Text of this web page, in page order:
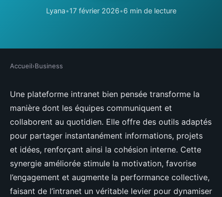
Lyana•17 février 2026•6 min de lecture
Accueil›Business
Une plateforme intranet bien pensée transforme la
manière dont les équipes communiquent et
collaborent au quotidien. Elle offre des outils adaptés
pour partager instantanément informations, projets
et idées, renforçant ainsi la cohésion interne. Cette
synergie améliorée stimule la motivation, favorise
l’engagement et augmente la performance collective,
faisant de l’intranet un véritable levier pour dynamiser